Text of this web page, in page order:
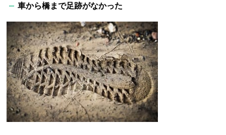
車から橋まで足跡がなかった